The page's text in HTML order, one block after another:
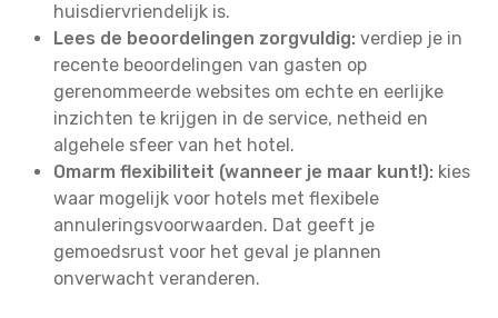
huisdiervriendelijk is.
Lees de beoordelingen zorgvuldig: verdiep je in
recente beoordelingen van gasten op
gerenommeerde websites om echte en eerlijke
inzichten te krijgen in de service, netheid en
algehele sfeer van het hotel.
Omarm flexibiliteit (wanneer je maar kunt!): kies
waar mogelijk voor hotels met flexibele
annuleringsvoorwaarden. Dat geeft je
gemoedsrust voor het geval je plannen
onverwacht veranderen.